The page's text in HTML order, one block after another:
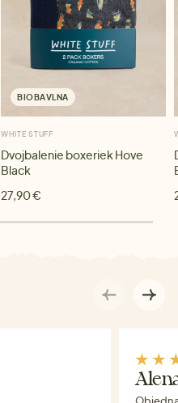
BIOBAVLNA
WHITE STUFF
Dvojbalenie boxeriek Hove
Black
27,90 €